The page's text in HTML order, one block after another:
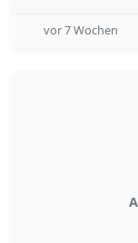
vor 7 Wochen